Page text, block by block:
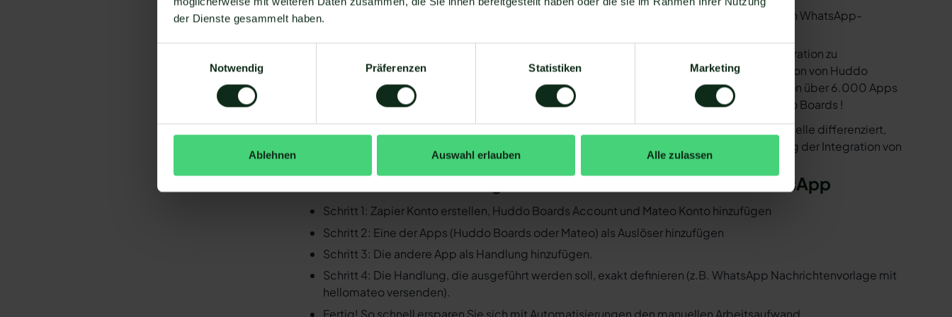
der Dienste gesammelt haben.
Notwendig
Präferenzen Statistiken Marketing
Ablehnen Auswahl erlauben Alle zulassen
Sie müssen WhatsApp über die WhatsApp-Business-API nutzen. Mit dem herkömmlichen WhatsApp-
Ihr WhatsApp Business API Anbieter muss die nötige Software bereitstellen, um die Integration zu
ermöglichen. Längst nicht alle Anbieter der WhatsApp API sind in der Lage, eine Integration von Huddo
Boards und WhatsApp zu ermöglichen. Mit Mateo stehen Ihnen dank der Zapier Integration über 6.000 Apps
zur Verfügung, die Sie mit WhatsApp verbinden können. Darunter ist natürlich auch Huddo Boards !
Da der Einrichtungsprozess der Integration je nach dem Anbieter der WhatsApp API Schnittstelle differenziert,
gibt es keine allgemein gültige Anleitung. Wir zeigen Ihnen im Folgenden, wie die Einrichtung der Integration von
Huddo Boards und WhatsApp mit Mateo funktioniert.
So funktioniert die Integration von Huddo Boards und WhatsApp
Schritt 1: Zapier Konto erstellen, Huddo Boards Account und Mateo Konto hinzufügen
Schritt 2: Eine der Apps (Huddo Boards oder Mateo) als Auslöser hinzufügen
Schritt 3: Die andere App als Handlung hinzufügen.
Schritt 4: Die Handlung, die ausgeführt werden soll, exakt definieren (z.B. WhatsApp Nachrichtenvorlage mit
hellomateo versenden).
Fertig! So schnell ersparen Sie sich mit Automatisierungen den manuellen Arbeitsaufwand.